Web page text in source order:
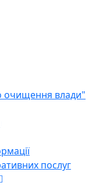
очищення влади"
послуг